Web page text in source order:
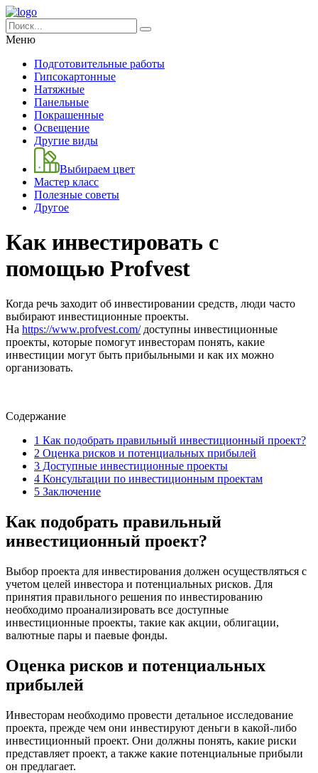
Меню
Подготовительные работы
Гипсокартонные
Натяжные
Панельные
Покрашенные
Освещение
Другие виды
Выбираем цвет
Мастер класс
Полезные советы
Другое
Как инвестировать с
помощью Profvest
Когда речь заходит об инвестировании средств, люди часто
выбирают инвестиционные проекты.
На https://www.profvest.com/доступны инвестиционные
проекты, которые помогут инвесторам понять, какие
инвестиции могут быть прибыльными и как их можно
организовать.
Содержание
1 Как подобрать правильный инвестиционный проект?
2 Оценка рисков и потенциальных прибылей
3 Доступные инвестиционные проекты
4 Консультации по инвестиционным проектам
5 Заключение
Как подобрать правильный
инвестиционный проект?
Выбор проекта для инвестирования должен осуществляться с
учетом целей инвестора и потенциальных рисков. Для
принятия правильного решения по инвестированию
необходимо проанализировать все доступные
инвестиционные проекты, такие как акции, облигации,
валютные пары и паевые фонды.
Оценка рисков и потенциальных
прибылей
Инвесторам необходимо провести детальное исследование
проекта, прежде чем они инвестируют деньги в какой-либо
инвестиционный проект. Они должны понять, какие риски
представляет проект, а также какие потенциальные прибыли
он предлагает.